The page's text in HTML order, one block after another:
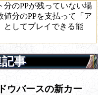
分のPPが残っていない場
値分のPPを支払って「ア
としてプレイできる能
事
ウバースの新カー